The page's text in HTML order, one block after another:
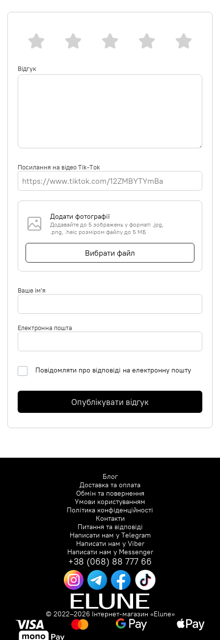
Відгук
Посилання на відео Tik-Tok
Додати фотографії
Додавайте до 5 зображень у форматі .jpg,
.png, .heic розміром файлу до 5 МБ
Вибрати файл
Ваше ім'я
Електронна пошта
Повідомляти про відповіді на електронну пошту
Опублікувати відгук
© 2022–2026 Інтернет-магазин «Elune»
Блог
Доставка та оплата
Обмін та повернення
Умови користуванням
Політика конфіденційності
Контакти
Питання та відповіді
Написати нам уTelegram
Написати нам уViber
Написати нам уMessenger
+38 (068) 88 777 66